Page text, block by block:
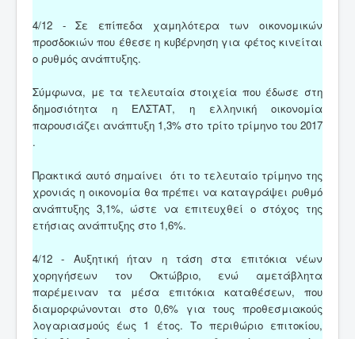
4/12 - Σε επίπεδα χαμηλότερα των οικονομικών
προσδοκιών που έθεσε η κυβέρνηση για φέτος κινείται
ο ρυθμός ανάπτυξης.
Σύμφωνα, με τα τελευταία στοιχεία που έδωσε στη
δημοσιότητα η ΕΛΣΤΑΤ, η ελληνική οικονομία
παρουσιάζει ανάπτυξη 1,3% στο τρίτο τρίμηνο του 2017
.
Πρακτικά αυτό σημαίνει ότι το τελευταίο τρίμηνο της
χρονιάς η οικονομία θα πρέπει να καταγράψει ρυθμό
ανάπτυξης 3,1%, ώστε να επιτευχθεί ο στόχος της
ετήσιας ανάπτυξης στο 1,6%.
4/12 - Αυξητική ήταν η τάση στα επιτόκια νέων
χορηγήσεων τον Οκτώβριο, ενώ αμετάβλητα
παρέμειναν τα μέσα επιτόκια καταθέσεων, που
διαμορφώνονται στο 0,6% για τους προθεσμιακούς
λογαριασμούς έως 1 έτος. Το περιθώριο επιτοκίου,